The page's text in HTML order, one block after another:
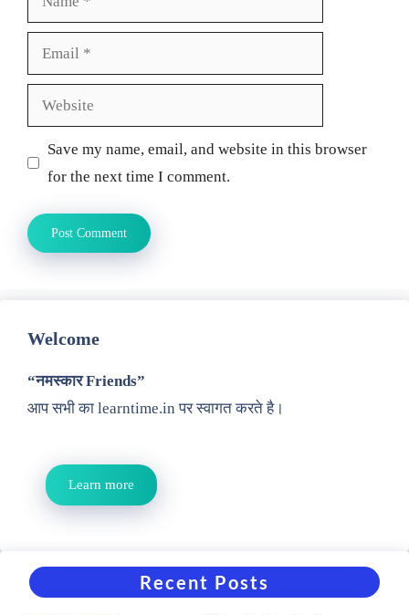
Website
Save my name, email, and website in this browser
for the next time I comment.
Welcome
“नमस्कार Friends”
आप सभी का learntime.in पर स्वागत करते है।
Learn more
Recent Posts